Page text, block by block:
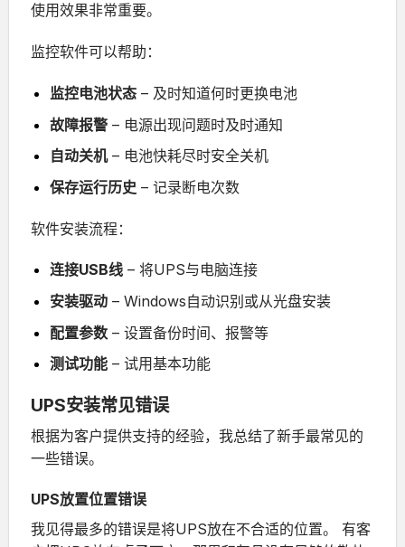
使用效果非常重要。
监控软件可以帮助：
监控电池状态– 及时知道何时更换电池
故障报警– 电源出现问题时及时通知
自动关机– 电池快耗尽时安全关机
保存运行历史 – 记录断电次数
软件安装流程：
连接USB线– 将UPS与电脑连接
安装驱动– Windows自动识别或从光盘安装
配置参数– 设置备份时间、报警等
测试功能– 试用基本功能
UPS安装常见错误
根据为客户提供支持的经验，我总结了新手最常见的
一些错误。
UPS放置位置错误
我见得最多的错误是将UPS放在不合适的位置。 有客